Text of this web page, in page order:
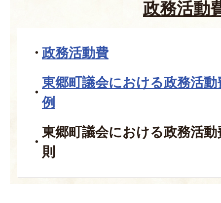
政務活動
政務活動費
東郷町議会における政務活
例
東郷町議会における政務活
則